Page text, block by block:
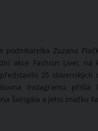
podnikatelka Zuzana
akce Fashion Live!, na
25 slovenských
Instagramu přišla
Švingála a jeho značku